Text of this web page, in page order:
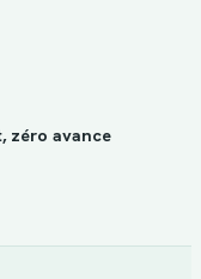
zéro avance